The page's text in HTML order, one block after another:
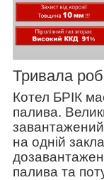
Тривала
Котел БРІК
палива.
на одній
палива та